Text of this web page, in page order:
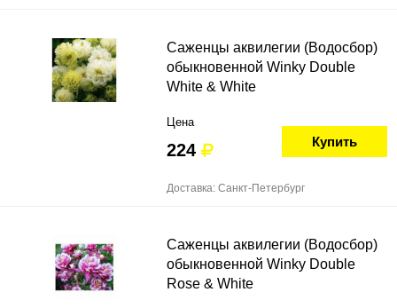
Саженцы аквилегии (Водосбор)
обыкновенной Winky Double
White & White
Цена
224 Купить
Доставка: Санкт-Петербург
Саженцы аквилегии (Водосбор)
обыкновенной Winky Double
Rose & White